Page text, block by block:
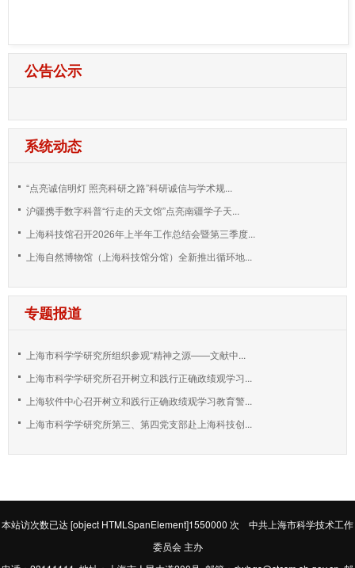
公告公示
系统动态
“点亮诚信明灯 照亮科研之路”科研诚信与学术规...
沪疆携手数字科普“行走的天文馆”点亮南疆学子天...
上海科技馆召开2026年上半年工作总结会暨第三季度...
上海自然博物馆（上海科技馆分馆）全新推出循环地...
专题报道
上海市科学学研究所组织参观“精神之源——文献中...
上海市科学学研究所召开树立和践行正确政绩观学习...
上海软件中心召开树立和践行正确政绩观学习教育警...
上海市科学学研究所第三、第四党支部赴上海科技创...
本站访次数已达[object HTMLSpanElement]1550000 次 中共上海市科学技术工作
委员会 主办